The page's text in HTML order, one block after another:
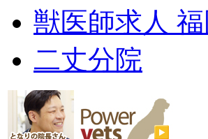
獣医師求人 福
二丈分院